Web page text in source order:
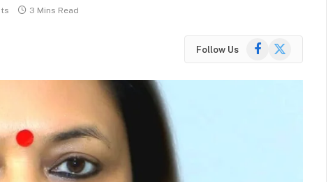
3 Mins Read
Follow Us Facebook
X